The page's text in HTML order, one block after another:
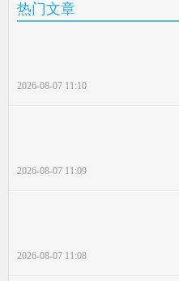
热门文章
2026-08-07 11:10
2026-08-07 11:09
2026-08-07 11:08